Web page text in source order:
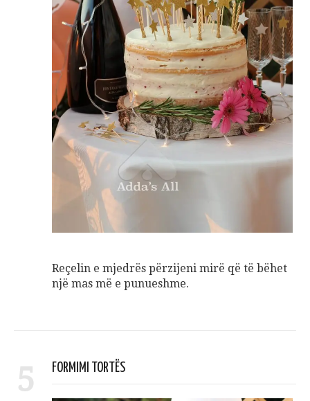
Reçelin e mjedrës përzijeni mirë që të bëhet
një mas më e punueshme.
5 FORMIMI TORTËS